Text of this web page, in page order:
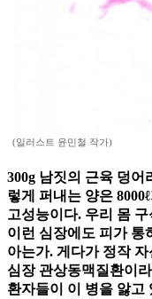
(일러스트 윤민철 작가)
300g 남짓의 근육 덩어
렇게 퍼내는 양은
고성능이다. 우리 몸
이런 심장에도 피가 통
아는가. 게다가 정작
심장 관상동맥질환이
환자들이 이 병을 앓고